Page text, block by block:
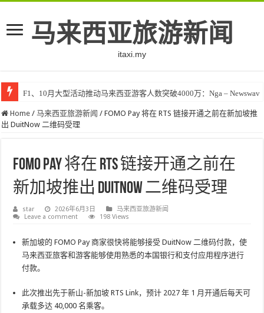
马来西亚旅游新闻
itaxi.my
F1、10月大型活动推动马来西亚游客人数突破4000万：Nga – Newswav
Home / 马来西亚旅游新闻 / FOMO Pay 将在 RTS 链接开通之前在新加坡推
出 DuitNow 二维码受理
FOMO Pay 将在 RTS 链接开通之前在
新加坡推出 DuitNow 二维码受理
star 2026年6月3日
马来西亚旅游新闻
Leave a comment
198 Views
新加坡的 FOMO Pay 商家很快将能够接受 DuitNow 二维码付款，使
马来西亚旅客和游客能够使用熟悉的本国银行和支付应用程序进行
付款。
此次推出先于新山-新加坡 RTS Link，预计 2027 年 1 月开通后每天可
承载多达 40,000 名乘客。